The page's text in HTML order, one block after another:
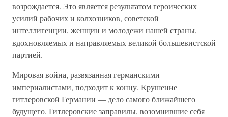
возрождается. Это является результатом героических
усилий рабочих и колхозников, советской
интеллигенции, женщин и молодежи нашей страны,
вдохновляемых и направляемых великой большевистской
партией.
Мировая война, развязанная германскими
империалистами, подходит к концу. Крушение
гитлеровской Германии — дело самого ближайшего
будущего. Гитлеровские заправилы, возомнившие себя